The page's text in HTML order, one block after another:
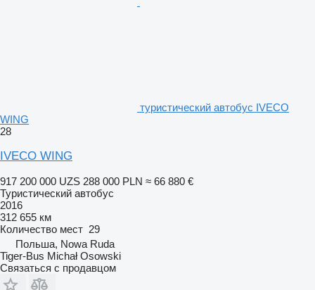
туристический автобус IVECO
WING
28
IVECO WING
917 200 000 UZS 288 000 PLN ≈ 66 880 €
Туристический автобус
2016
312 655 км
Количество мест 29
Польша, Nowa Ruda
Tiger-Bus Michał Osowski
Связаться с продавцом